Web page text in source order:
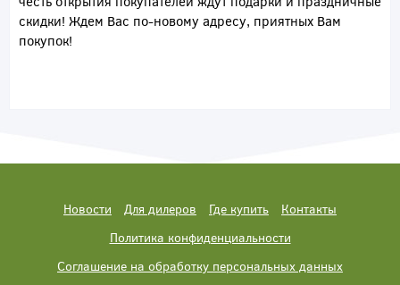
скидки! Ждем Вас по-новому адресу, приятных Вам
покупок!
Новости Для дилеров Где купить
Контакты
Политика конфиденциальности
Соглашение на обработку персональных данных